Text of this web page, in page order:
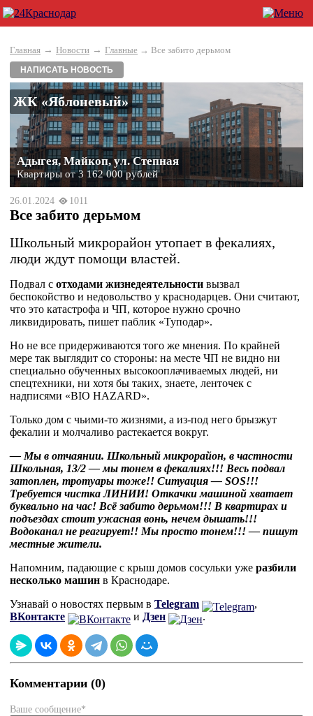
Главная → Новости → Главные → Все забито дерьмом
НАПИСАТЬ НОВОСТЬ
ЖК «Яблоневый»
Адыгея, Майкоп, ул. Степная
Квартиры от 3 162 000 рублей
26.01.2024 1011
Все забито дерьмом
Школьный микрорайон утопает в фекалиях,
люди ждут помощи властей.
Подвал с отходами жизнедеятельности вызвал
беспокойство и недовольство у краснодарцев. Они считают,
что это катастрофа и ЧП, которое нужно срочно
ликвидировать, пишет паблик «Туподар».
Но не все придерживаются того же мнения. По крайней
мере так выглядит со стороны: на месте ЧП не видно ни
специально обученных высокооплачиваемых людей, ни
спецтехники, ни хотя бы таких, знаете, ленточек с
надписями «BIO HAZARD».
Только дом с чьими-то жизнями, а из-под него брызжут
фекалии и молчаливо растекается вокруг.
— Мы в отчаянии. Школьный микрорайон, в частности
Школьная, 13/2 — мы тонем в фекалиях!!! Весь подвал
затоплен, тротуары тоже!! Ситуация — SOS!!!
Требуется чистка ЛИНИИ! Откачки машиной хватает
буквально на час! Всё забито дерьмом!!! В квартирах и
подъездах стоит ужасная вонь, нечем дышать!!!
Водоканал не реагирует!! Мы просто тонем!!! — пишут
местные жители.
Напомним, падающие с крыш домов сосульки уже разбили
несколько машин в Краснодаре.
Узнавай о новостях первым в Telegram
,
ВКонтакте
и Дзен .
Комментарии (0)
Ваше сообщение*